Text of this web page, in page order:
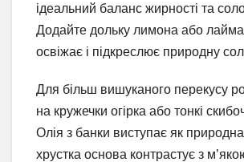
ідеальний баланс жирності та
Додайте дольку лимона або
освіжає і підкреслює природну
Для більш вишуканого перекусу
на кружечки огірка або тонкі
Олія з банки виступає як
хрустка основа контрастує з